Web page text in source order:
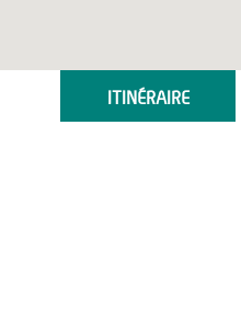
ITINÉRAIRE